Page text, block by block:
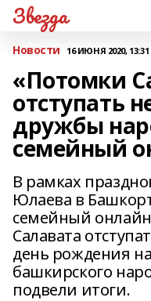
Звезда
Новости 16 ИЮНЯ 2020, 13:31
«Потомки
отступать
дружбы
семейный
В рамках
Юлаева в
семейный
Салавата
день рождения
башкирского
подвели итоги.